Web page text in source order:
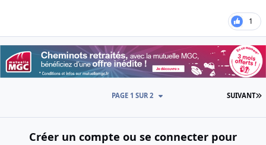
1
SUIVANT
PAGE 1 SUR 2
Créer un compte ou se connecter pour